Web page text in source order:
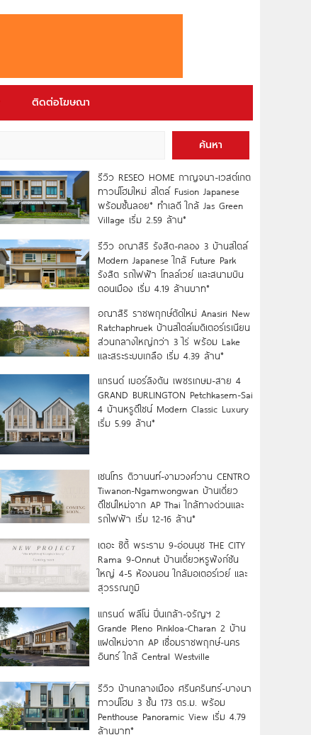
ติดต่อโฆษณา
ค้นหา
รีวิว RESEO HOME กาญจนา-เวสต์เกต
ทาวน์โฮมใหม่ สไตล์ Fusion Japanese
พร้อมชั้นลอย* ทำเลดี ใกล้ Jas Green
Village เริ่ม 2.59 ล้าน*
รีวิว อณาสิริ รังสิต-คลอง 3 บ้านสไตล์
Modern Japanese ใกล้ Future Park
รังสิต รถไฟฟ้า โทลล์เวย์ และสนามบิน
ดอนเมือง เริ่ม 4.19 ล้านบาท*
อณาสิริ ราชพฤกษ์ตัดใหม่ Anasiri New
Ratchaphruek บ้านสไตล์เมดิเตอร์เรเนียน
ส่วนกลางใหญ่กว่า 3 ไร่ พร้อม Lake
และสระระบบเกลือ เริ่ม 4.39 ล้าน*
แกรนด์ เบอร์ลิงตัน เพชรเกษม-สาย 4
GRAND BURLINGTON Petchkasem-Sai
4 บ้านหรูดีไซน์ Modern Classic Luxury
เริ่ม 5.99 ล้าน*
เซนโทร ติวานนท์-งามวงศ์วาน CENTRO
Tiwanon-Ngamwongwan บ้านเดี่ยว
ดีไซน์ใหม่จาก AP Thai ใกล้ทางด่วนและ
รถไฟฟ้า เริ่ม 12-16 ล้าน*
เดอะ ซิตี้ พระราม 9-อ่อนนุช THE CITY
Rama 9-Onnut บ้านเดี่ยวหรูฟังก์ชัน
ใหญ่ 4-5 ห้องนอน ใกล้มอเตอร์เวย์ และ
สุวรรณภูมิ
แกรนด์ พลีโน่ ปิ่นเกล้า-จรัญฯ 2
Grande Pleno Pinkloa-Charan 2 บ้าน
แฝดใหม่จาก AP เชื่อมราชพฤกษ์-นคร
อินทร์ ใกล้ Central Westville
รีวิว บ้านกลางเมือง ศรีนครินทร์-บางนา
ทาวน์โฮม 3 ชั้น 173 ตร.ม. พร้อม
Penthouse Panoramic View เริ่ม 4.79
ล้านบาท*